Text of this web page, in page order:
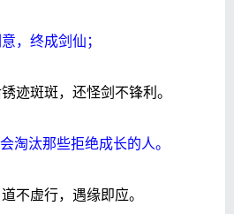
，终成剑仙；
迹斑斑，还怪剑不锋利。
淘汰那些拒绝成长的人。
不虚行，遇缘即应。